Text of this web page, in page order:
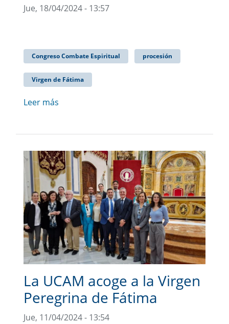
Jue, 18/04/2024 - 13:57
Congreso Combate Espiritual procesión
Virgen de Fátima
Leer más
La UCAM acoge a la Virgen
Peregrina de Fátima
Jue, 11/04/2024 - 13:54